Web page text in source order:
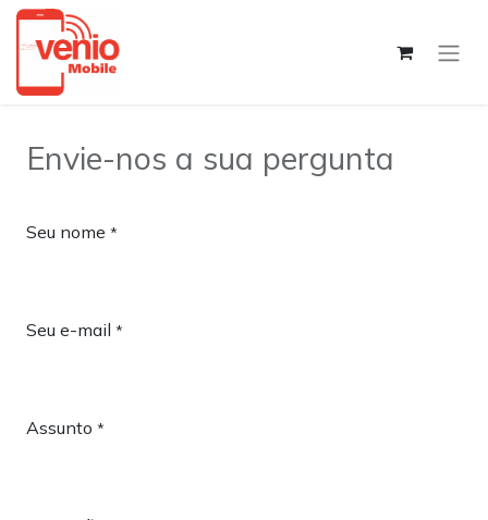
Envie-nos a sua pergunta
Seu nome *
Seu e-mail *
Assunto *